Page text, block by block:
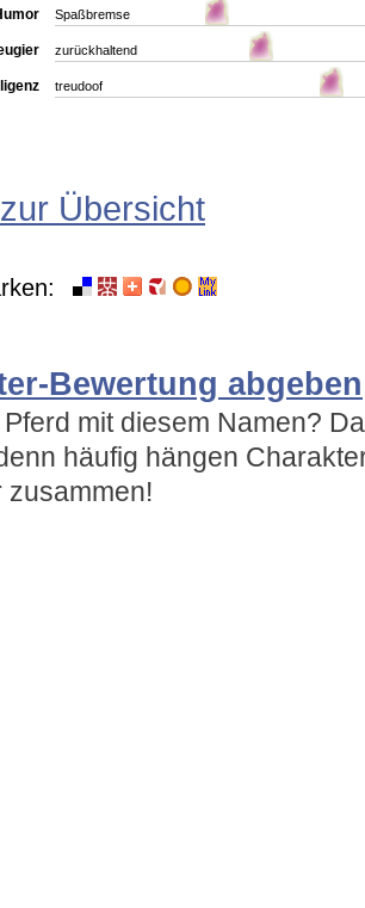
Spaßbremse
zurückhaltend
treudoof
Übersicht
Bewertung abgeben
mit diesem Namen?
häufig hängen
zusammen!